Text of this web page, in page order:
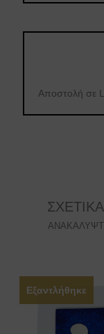
Αποστολή σε
Εξαντλήθηκε